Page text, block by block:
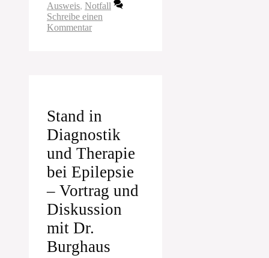
Ausweis, Notfall
Schreibe einen
Kommentar
Stand in
Diagnostik
und Therapie
bei Epilepsie
– Vortrag und
Diskussion
mit Dr.
Burghaus